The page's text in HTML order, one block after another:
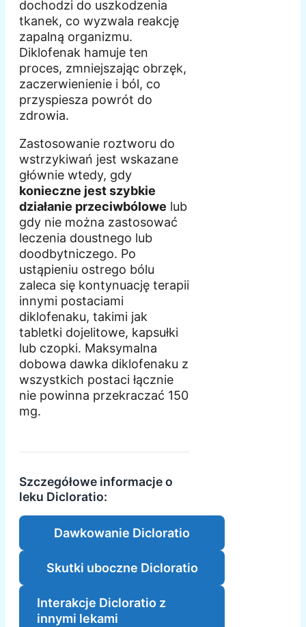
dochodzi do uszkodzenia
tkanek, co wyzwala reakcję
zapalną organizmu.
Diklofenak hamuje ten
proces, zmniejszając obrzęk,
zaczerwienienie i ból, co
przyspiesza powrót do
zdrowia.
Zastosowanie roztworu do
wstrzykiwań jest wskazane
głównie wtedy, gdy
konieczne jest szybkie
działanie przeciwbólowe lub
gdy nie można zastosować
leczenia doustnego lub
doodbytniczego. Po
ustąpieniu ostrego bólu
zaleca się kontynuację terapii
innymi postaciami
diklofenaku, takimi jak
tabletki dojelitowe, kapsułki
lub czopki. Maksymalna
dobowa dawka diklofenaku z
wszystkich postaci łącznie
nie powinna przekraczać 150
mg.
Szczegółowe informacje o
leku Dicloratio:
Dawkowanie Dicloratio
Skutki uboczne Dicloratio
Interakcje Dicloratio z
innymi lekami